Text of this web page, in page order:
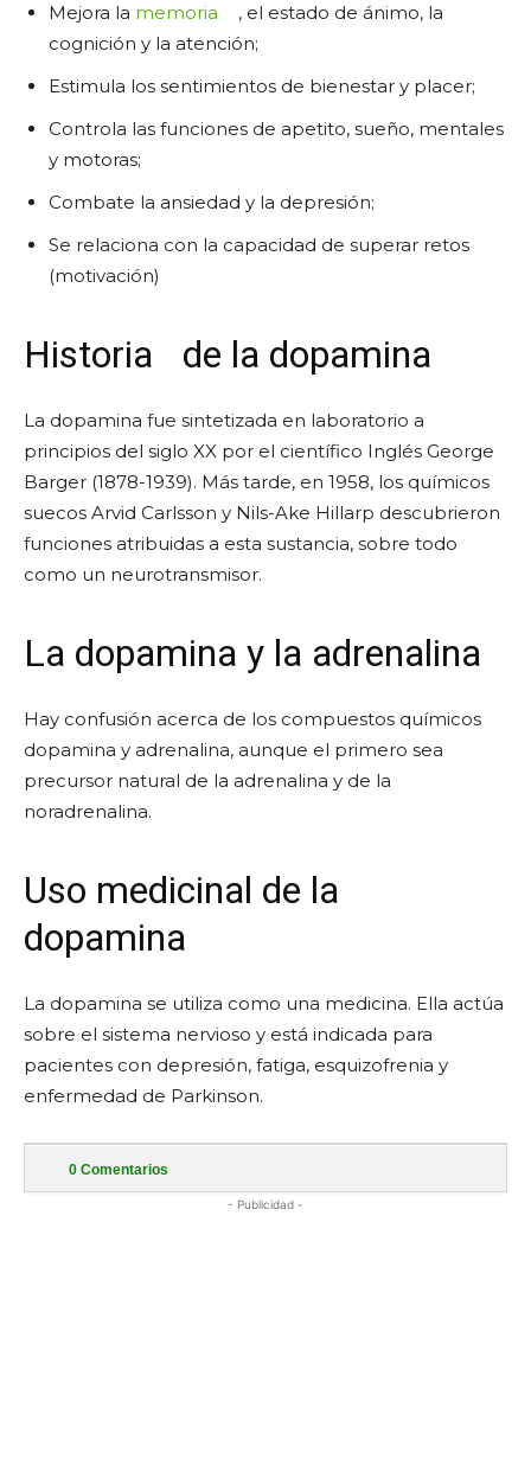
Mejora la memoria
, el estado de ánimo, la
cognición y la atención;
Estimula los sentimientos de bienestar y placer;
Controla las funciones de apetito, sueño, mentales
y motoras;
Combate la ansiedad y la depresión;
Se relaciona con la capacidad de superar retos
(motivación)
Historia de la dopamina
La dopamina fue sintetizada en laboratorio a
principios del siglo XX por el científico Inglés George
Barger (1878-1939). Más tarde, en 1958, los químicos
suecos Arvid Carlsson y Nils-Ake Hillarp descubrieron
funciones atribuidas a esta sustancia, sobre todo
como un neurotransmisor.
La dopamina y la adrenalina
Hay confusión acerca de los compuestos químicos
dopamina y adrenalina, aunque el primero sea
precursor natural de la adrenalina y de la
noradrenalina.
Uso medicinal de la
dopamina
La dopamina se utiliza como una medicina. Ella actúa
sobre el sistema nervioso y está indicada para
pacientes con depresión, fatiga, esquizofrenia y
enfermedad de Parkinson.
0 Comentarios
- Publicidad -